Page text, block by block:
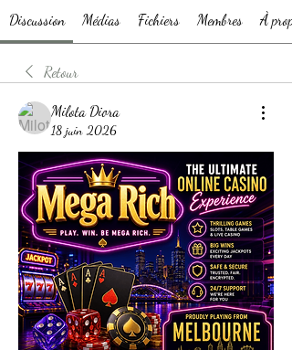
Discussion Médias Fichiers Membres À
Retour
Milota Diora
18 juin 2026